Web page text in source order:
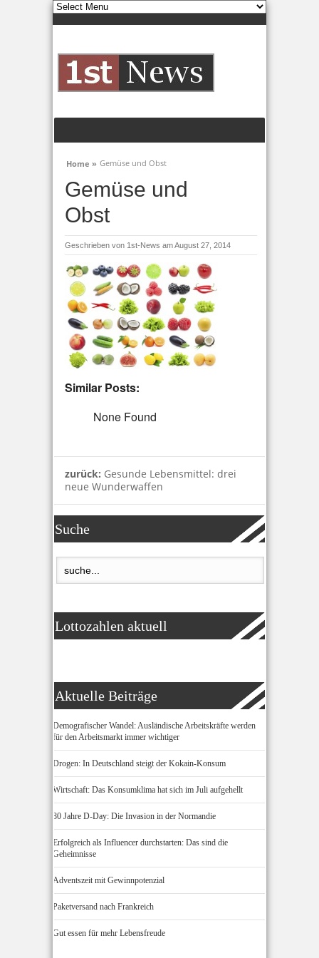
Home » Gemüse und Obst
Gemüse und
Obst
Geschrieben von 1st-News am August 27, 2014
Similar Posts:
None Found
zurück: Gesunde Lebensmittel: drei
neue Wunderwaffen
Suche
Lottozahlen aktuell
Aktuelle Beiträge
Demografischer Wandel: Ausländische Arbeitskräfte werden
für den Arbeitsmarkt immer wichtiger
Drogen: In Deutschland steigt der Kokain-Konsum
Wirtschaft: Das Konsumklima hat sich im Juli aufgehellt
80 Jahre D-Day: Die Invasion in der Normandie
Erfolgreich als Influencer durchstarten: Das sind die
Geheimnisse
Adventszeit mit Gewinnpotenzial
Paketversand nach Frankreich
Gut essen für mehr Lebensfreude